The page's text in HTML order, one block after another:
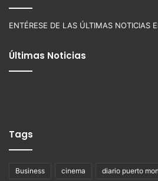
ENTÉRESE DE LAS ÚLTIMAS NOTICIAS
Últimas Noticias
Tags
Business cinema diario puerto